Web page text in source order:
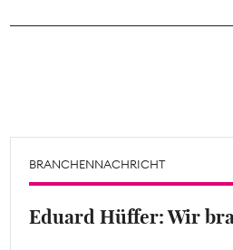
BRANCHENNACHRICHT
Eduard Hüffer: Wir